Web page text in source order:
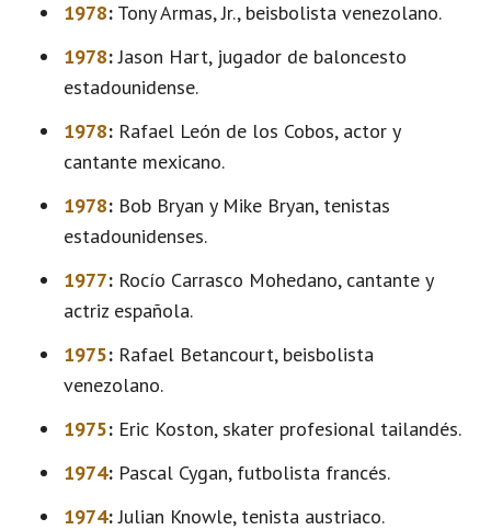
1978: Tony Armas, Jr., beisbolista venezolano.
1978:Jason Hart, jugador de baloncesto
estadounidense.
1978: Rafael León de los Cobos, actor y
cantante mexicano.
1978: Bob Bryan y Mike Bryan, tenistas
estadounidenses.
1977: Rocío Carrasco Mohedano, cantante y
actriz española.
1975: Rafael Betancourt, beisbolista
venezolano.
1975: Eric Koston, skater profesional tailandés.
1974: Pascal Cygan, futbolista francés.
1974:Julian Knowle, tenista austriaco.